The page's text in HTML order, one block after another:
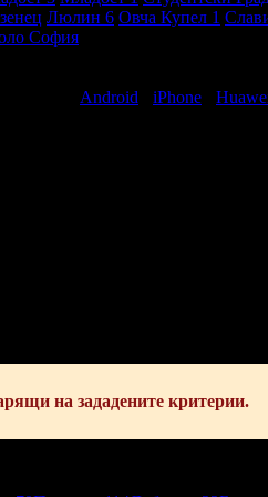
Люлин 6 Овча Купел 1
София
Android iPhone
на зададените критерии.